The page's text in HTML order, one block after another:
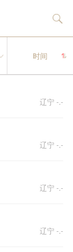
辽宁 -.-
辽宁 -.-
辽宁 -.-
辽宁 -.-